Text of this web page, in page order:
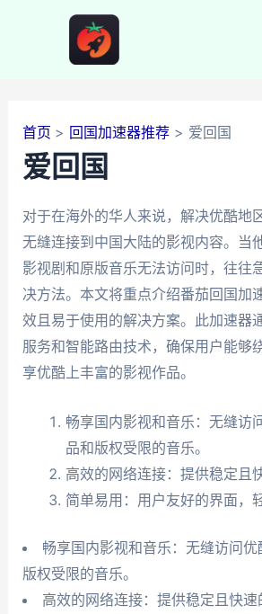
首页 回国加速器推荐 爱回国
爱回国
对于在海外的华人来说，解决优酷地
无缝连接到中国大陆的影视内容。当
影视剧和原版音乐无法访问时，往往
决方法。本文将重点介绍番茄回国加
效且易于使用的解决方案。此加速器
服务和智能路由技术，确保用户能够
享优酷上丰富的影视作品。
畅享国内影视和音乐：无缝访
品和版权受限的音乐。
高效的网络连接：提供稳定且
简单易用：用户友好的界面，
畅享国内影视和音乐：无缝访问
版权受限的音乐。
高效的网络连接：提供稳定且快速